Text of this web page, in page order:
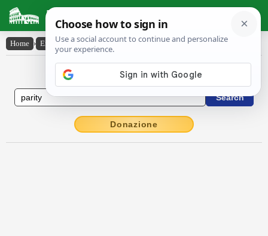
Latin Dictionary
Home › English-Latin › parity
English to Latin Dictionary
Donazione